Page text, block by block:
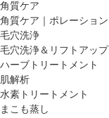
角質ケア
角質ケア｜ポレーション
毛穴洗浄
毛穴洗浄＆リフトアップ
ハーブトリートメント
肌解析
水素トリートメント
まこも蒸し